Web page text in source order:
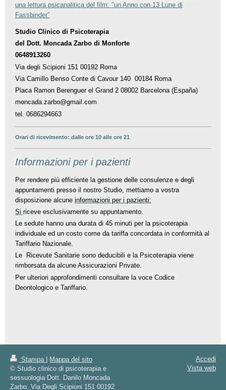
una lettura psicanalitica del film: "un Anno con 13 Lune di
Fassbinder"
Studio Clinico di Psicoterapia
del Dott. Moncada Zarbo di Monforte
0648913260
Via degli Scipioni 151 00192 Roma
Via Camillo Benso Conte di Cavour 140 00184 Roma
Placa Ramon Berenguer el Grand 2 08002 Barcelona (España)
moncada.zarbo@gmail.com
tel. 0686294663
Orari di ricevimento: dalle ore 10 alle ore 21
Informazioni per i pazienti
Per rendere più efficiente la gestione delle consulenze e degli
appuntamenti presso il nostro Studio, mettiamo a vostra
disposizione alcune informazioni per i pazienti:
Si riceve esclusivamente su appuntamento.
Le sedute hanno una durata di 45 minuti per la psicoterapia
individuale ed un costo come da tariffa concordata in conformità al
Tariffario Nazionale.
Le Ricevute Sanitarie sono deducibili e la Psicoterapia viene
rimborsata da alcune Assicurazioni Private.
Per ulteriori approfondimenti consultare la voce Codice
Deontologico e Tariffario.
Stampa
Mappa del sito
© Studio clinico di psicoterapia e
sessuologia Dott. Danilo Moncada
Zarbo, Via Degli Scipioni 151 00192
Accedi
Vista web